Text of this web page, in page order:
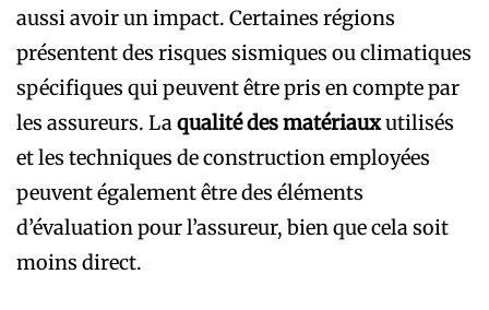
aussi avoir un impact. Certaines régions
présentent des risques sismiques ou climatiques
spécifiques qui peuvent être pris en compte par
les assureurs. Laqualité des matériauxutilisés
et les techniques de construction employées
peuvent également être des éléments
d’évaluation pour l’assureur, bien que cela soit
moins direct.